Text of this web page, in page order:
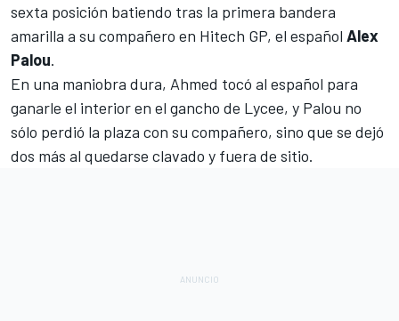
sexta posición batiendo tras la primera bandera
amarilla a su compañero en Hitech GP, el español Alex
Palou.
En una maniobra dura, Ahmed tocó al español para
ganarle el interior en el gancho de Lycee, y Palou no
sólo perdió la plaza con su compañero, sino que se dejó
dos más al quedarse clavado y fuera de sitio.